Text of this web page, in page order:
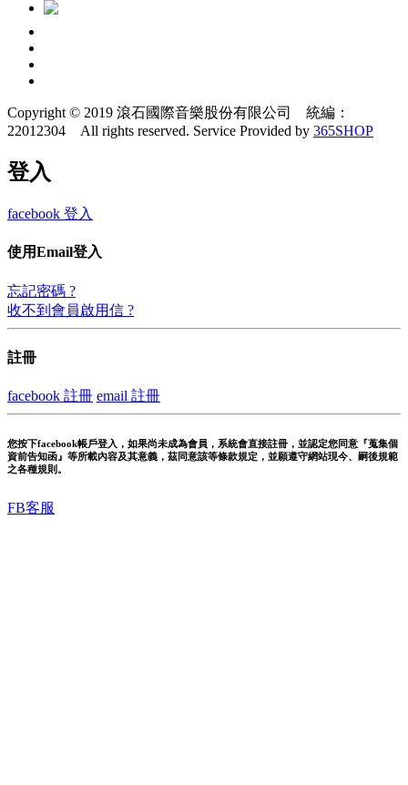
Copyright © 2019 滾石國際音樂股份有限公司 統編：
22012304 All rights reserved. Service Provided by 365SHOP
登入
facebook 登入
使用Email登入
忘記密碼 ?
收不到會員啟用信 ?
註冊
facebook 註冊 email 註冊
您按下facebook帳戶登入，如果尚未成為會員，系統會直接註冊，並認定您同意『蒐集個
資前告知函』等所載內容及其意義，茲同意該等條款規定，並願遵守網站現今、嗣後規範
之各種規則。
FB客服